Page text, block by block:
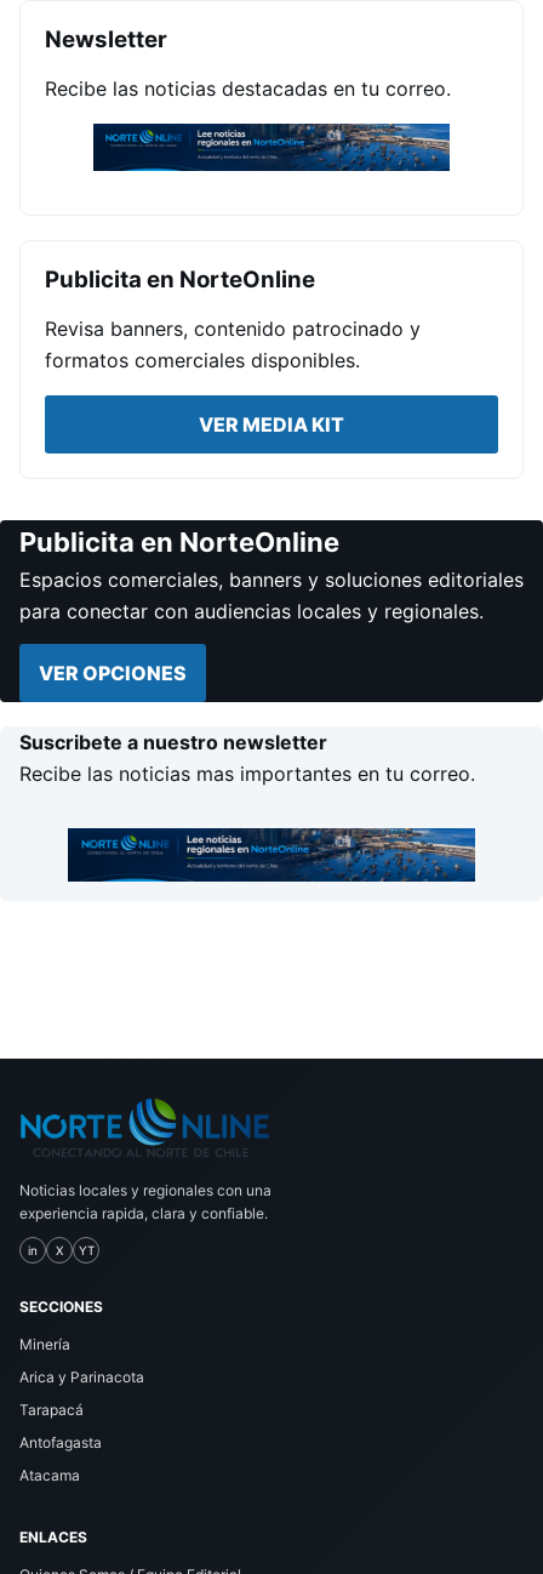
Newsletter
Recibe las noticias destacadas en tu correo.
Publicita en NorteOnline
Revisa banners, contenido patrocinado y
formatos comerciales disponibles.
VER MEDIA KIT
Publicita en NorteOnline
Espacios comerciales, banners y soluciones editoriales
para conectar con audiencias locales y regionales.
VER OPCIONES
Suscribete a nuestro newsletter
Recibe las noticias mas importantes en tu correo.
Noticias locales y regionales con una
experiencia rapida, clara y confiable.
in X YT
SECCIONES
Minería
Arica y Parinacota
Tarapacá
Antofagasta
Atacama
ENLACES